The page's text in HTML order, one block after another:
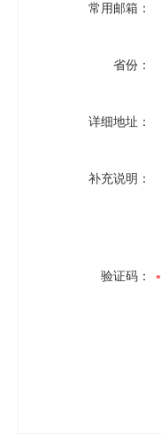
常用邮箱：
省份：
详细地址：
补充说明：
验证码：